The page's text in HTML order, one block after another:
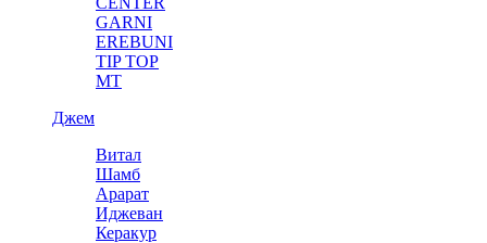
GARNI
EREBUNI
TIP TOP
MT
Джем
Витал
Шамб
Арарат
Иджеван
Керакур